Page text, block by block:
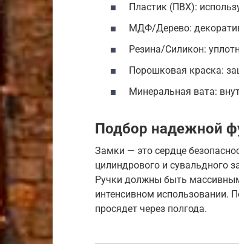
Пластик (ПВХ):
МДФ/Дерево:
Резина/Силикон:
Порошковая краска:
Минеральная вата:
Подбор надежной
Замки — это сердце
цилиндрового и сувальдного
Ручки должны быть
интенсивном использовании.
просядет через полгода.